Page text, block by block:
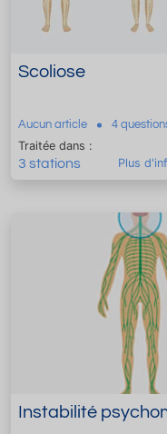
Scoliose
Aucun article 4
Traitée dans :
3 stations Plus
Instabilité